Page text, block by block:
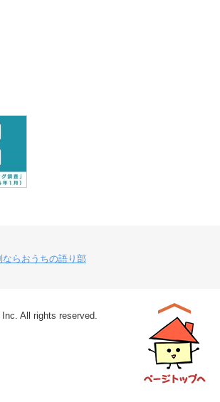
らおうちの語り部
All rights reserved.